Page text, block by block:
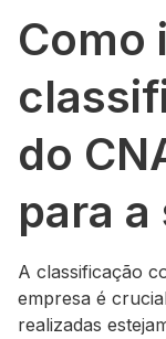
Como
do
para
A classificação
empresa é
realizadas